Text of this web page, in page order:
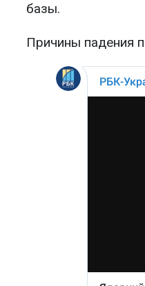
базы.
Причины падения